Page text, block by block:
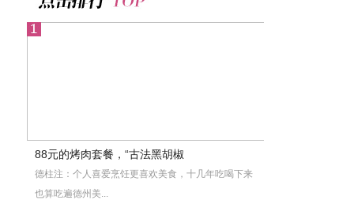
88元的烤肉套餐，“古法黑胡椒
德柱注：个人喜爱烹饪更喜欢美食，十几年吃喝下来
也算吃遍德州美...